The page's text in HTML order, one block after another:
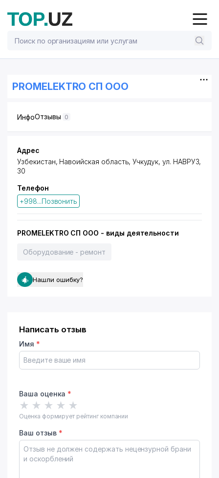
PROMELEKTRO СП ООО
ИнфоОтзывы 0
Адрес
Узбекистан, Навоийская область, Учкудук, ул. НАВРУЗ,
30
Телефон
+998...Позвонить
PROMELEKTRO СП ООО - виды деятельности
Оборудование - ремонт
Нашли ошибку?
Написать отзыв
Имя *
Ваша оценка *
★ ★ ★ ★ ★
Оценка формирует рейтинг компании
Ваш отзыв *